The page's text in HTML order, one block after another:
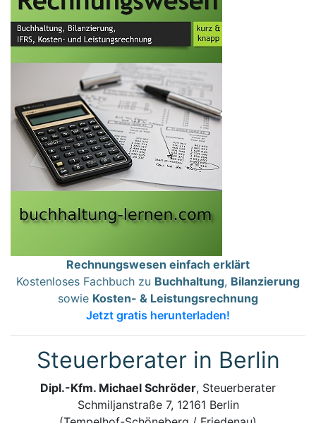
Rechnungswesen einfach erklärt
Kostenloses Fachbuch zu Buchhaltung, Bilanzierung
sowie Kosten- & Leistungsrechnung
Jetzt gratis herunterladen!
Steuerberater in Berlin
Dipl.-Kfm. Michael Schröder, Steuerberater
Schmiljanstraße 7, 12161 Berlin